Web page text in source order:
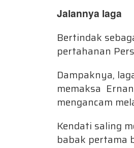
Jalannya laga
Bertindak
pertahanan
Dampaknya,
memaksa
mengancam
Kendati saling
babak pertama